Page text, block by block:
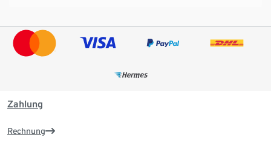
Zahlung
Rechnung